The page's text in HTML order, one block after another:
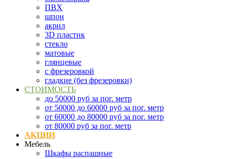
ПВХ
шпон
акрил
3D пластик
стекло
матовые
глянцевые
с фрезеровкой
гладкие (без фрезеровки)
СТОИМОСТЬ
до 50000 руб за пог. метр
от 50000 до 60000 руб за пог. метр
от 60000 до 80000 руб за пог. метр
от 80000 руб за пог. метр
АКЦИИ
Мебель
Шкафы распашные